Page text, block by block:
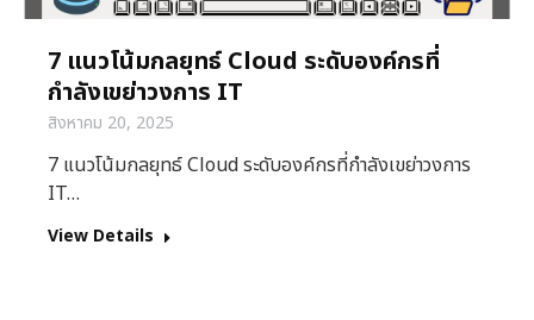
7 แนวโน้มกลยุทธ์ Cloud ระดับองค์กรที่
กำลังเขย่าวงการ IT
สิงหาคม 20, 2025
7 แนวโน้มกลยุทธ์ Cloud ระดับองค์กรที่กำลังเขย่าวงการ
IT…
View Details